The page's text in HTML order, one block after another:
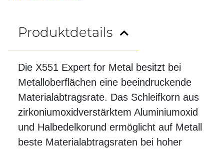
Produktdetails
Die X551 Expert for Metal besitzt bei
Metalloberflächen eine beeindruckende
Materialabtragsrate. Das Schleifkorn aus
zirkoniumoxidverstärktem Aluminiumoxid
und Halbedelkorund ermöglicht auf Metall
beste Materialabtragsraten bei hoher